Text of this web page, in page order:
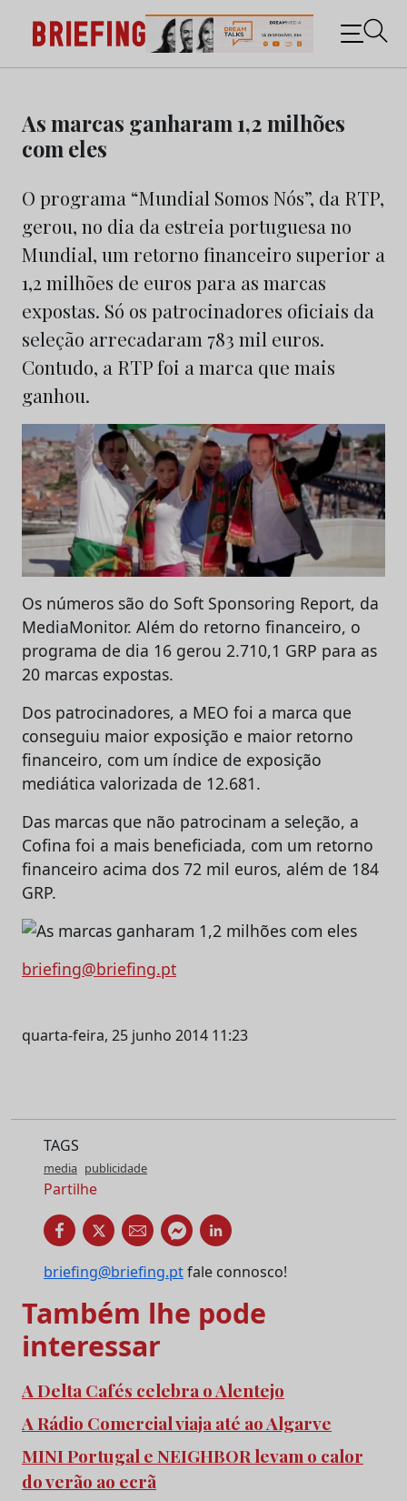
content
Briefing: Todas as notícias sobre os negócios do
Marketing e da Publicidade
As marcas ganharam 1,2 milhões
com eles
O programa “Mundial Somos Nós”, da RTP,
gerou, no dia da estreia portuguesa no
Mundial, um retorno financeiro superior a
1,2 milhões de euros para as marcas
expostas. Só os patrocinadores oficiais da
seleção arrecadaram 783 mil euros.
Contudo, a RTP foi a marca que mais
ganhou.
Os números são do Soft Sponsoring Report, da
MediaMonitor. Além do retorno financeiro, o
programa de dia 16 gerou 2.710,1 GRP para as
20 marcas expostas.
Dos patrocinadores, a MEO foi a marca que
conseguiu maior exposição e maior retorno
financeiro, com um índice de exposição
mediática valorizada de 12.681.
Das marcas que não patrocinam a seleção, a
Cofina foi a mais beneficiada, com um retorno
financeiro acima dos 72 mil euros, além de 184
GRP.
briefing@briefing.pt
quarta-feira, 25 junho 2014 11:23
TAGS
media publicidade
Partilhe
briefing@briefing.ptfale connosco!
Também lhe pode
interessar
A Delta Cafés celebra o Alentejo
A Rádio Comercial viaja até ao Algarve
MINI Portugal e NEIGHBOR levam o calor
do verão ao ecrã